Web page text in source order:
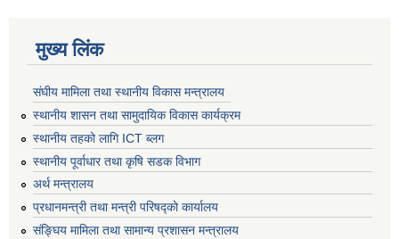
मुख्य लिंक
संघीय मामिला तथा स्थानीय विकास मन्त्रालय
स्थानीय शासन तथा सामुदायिक विकास कार्यक्रम
स्थानीय तहको लागि ICT ब्लग
स्थानीय पूर्वाधार तथा कृषि सडक विभाग
अर्थ मन्त्रालय
प्रधानमन्त्री तथा मन्त्री परिषद्काे कार्यालय
संङ्घिय मामिला तथा सामान्य प्रशासन मन्त्रालय